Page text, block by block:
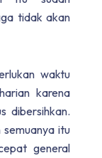
tidak akan
waktu
karena
dibersihkan.
itu
general